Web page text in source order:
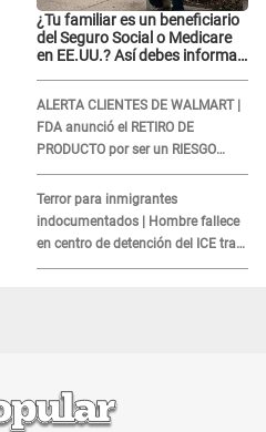
¿Tu familiar es un beneficiario
del Seguro Social o Medicare
en EE.UU.? Así debes informar
ALERTA CLIENTES DE WALMART |
FDA anunció el RETIRO DE
PRODUCTO por ser un RIESGO
MORTAL para consumidores: ¿Cuál
es?
Terror para inmigrantes
indocumentados | Hombre fallece
en centro de detención del ICE tras
sufrir una "emergencia médica"